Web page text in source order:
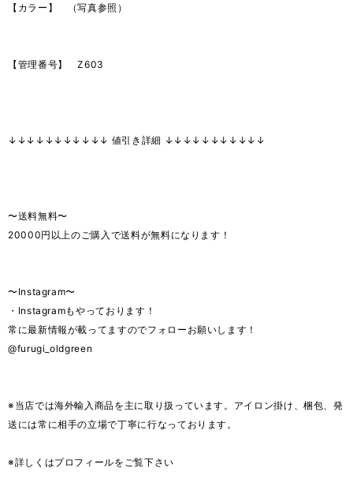
【カラー】 （写真参照）
【管理番号】 Z603
↓↓↓↓↓↓↓↓↓↓↓ 値引き詳細 ↓↓↓↓↓↓↓↓↓↓↓
〜送料無料〜
20000円以上のご購入で送料が無料になります！
〜Instagram〜
・Instagramもやっております！
常に最新情報が載ってますのでフォローお願いします！
@furugi_oldgreen
※当店では海外輸入商品を主に取り扱っています。アイロン掛け、梱包、発
送には常に相手の立場で丁寧に行なっております。
※詳しくはプロフィールをご覧下さい